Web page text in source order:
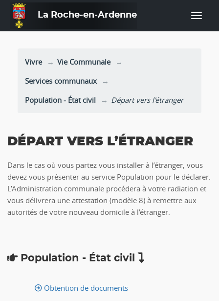
La Roche-en-Ardenne
Vivre
Vie Communale
Services communaux
Population - État civil
Départ vers l'étranger
DÉPART VERS L’ÉTRANGER
Dans le cas où vous partez vous installer à l’étranger, vous
devez vous présenter au service Population pour le déclarer.
L’Administration communale procédera à votre radiation et
vous délivrera une attestation (modèle 8) à remettre aux
autorités de votre nouveau domicile à l’étranger.
Population - État civil
Obtention de documents